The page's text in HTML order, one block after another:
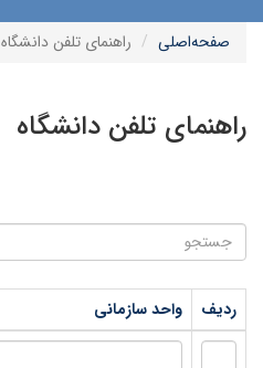
صفحه‌اصلی
راهنمای تلفن دانشگاه
راهنمای تلفن دانشگاه
ردیف واحد سازمانی